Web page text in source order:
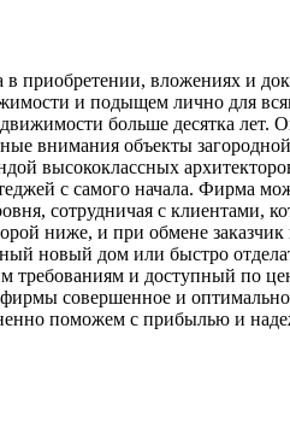
приобретении, вложениях и
и подыщем лично для
больше десятка
внимания объекты
высококлассных
с самого начала. Фирма
сотрудничая с клиентами,
ниже, и при обмене
новый дом или быстро
и доступный по
совершенное и
поможем с прибылью и